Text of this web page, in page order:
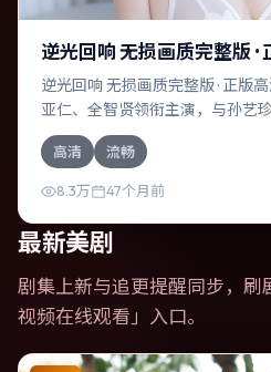
逆光回响 无损画质完整版 ·
逆光回响 无损画质完整版 · 正版
亚仁、全智贤领衔主演，与孙艺
片为惊悚类型，主要班底与取景
住主角，每一次醒来规则都在改
奏紧凑，人物动机清晰，适合喜
高清 流畅
8.3万 47个月前
最新美剧
剧集上新与追更提醒同步，刷
视频在线观看 」入口。